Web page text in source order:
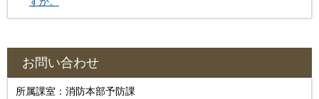
お問い合わせ
所属課室：消防本部予防課